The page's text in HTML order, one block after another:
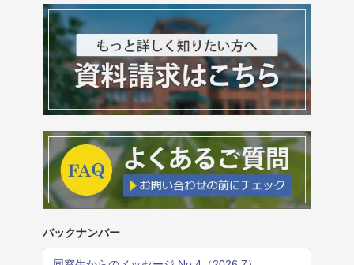
バックナンバー